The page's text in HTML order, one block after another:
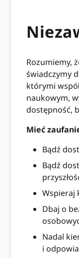
Rozumiemy,
świadczymy
którymi
naukowym,
dostępność,
Mieć
Bądź
Bądź
Wspieraj
Dbaj o
Nadal
i